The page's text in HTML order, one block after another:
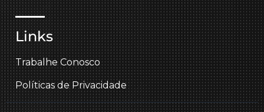
Links
Trabalhe Conosco
Políticas de Privacidade